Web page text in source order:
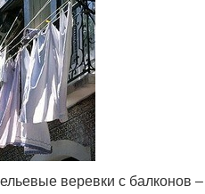
веревки с балконов –